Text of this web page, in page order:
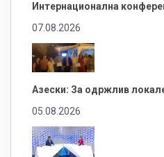
Интернационална
07.08.2026
Азески: За одржлив
05.08.2026